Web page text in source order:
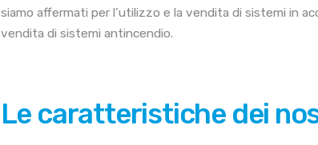
siamo affermati per l’utilizzo e la vendita di sistemi in
vendita di sistemi antincendio.
Le caratteristiche dei